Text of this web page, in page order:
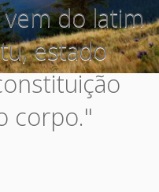
do latim
estado
corpo."